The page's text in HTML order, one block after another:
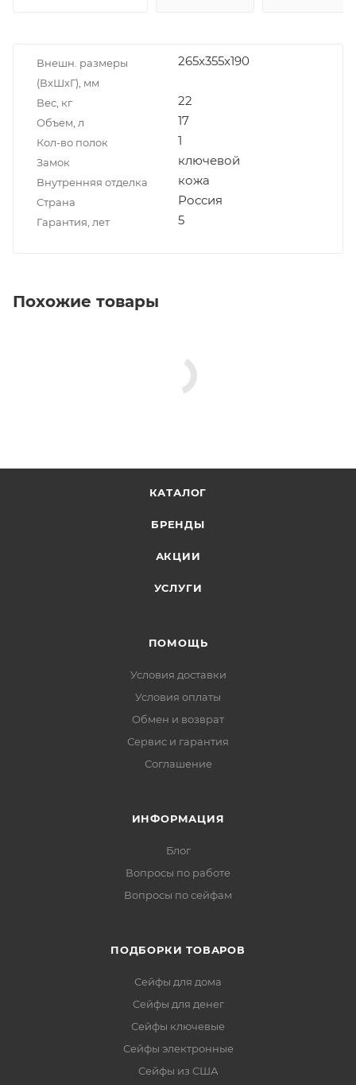
Внешн. размеры
(ВxШxГ), мм
265x355x190
Вес, кг 22
Объем, л 17
Кол-во полок 1
Замок ключевой
Внутренняя отделка кожа
Страна Россия
Гарантия, лет 5
Похожие товары
КАТАЛОГ
БРЕНДЫ
АКЦИИ
УСЛУГИ
ПОМОЩЬ
Условия доставки
Условия оплаты
Обмен и возврат
Сервис и гарантия
Соглашение
ИНФОРМАЦИЯ
Блог
Вопросы по работе
Вопросы по сейфам
ПОДБОРКИ ТОВАРОВ
Сейфы для дома
Сейфы для денег
Сейфы ключевые
Сейфы электронные
Сейфы из США